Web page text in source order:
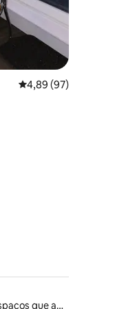
4,89 de uma
4,89 (97)
Aluguéis de espaços que aceitam animais de estimação